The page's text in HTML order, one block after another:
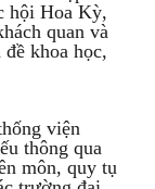
hội Hoa Kỳ,
quan và
khoa học,
viện
thông qua
môn, quy tụ